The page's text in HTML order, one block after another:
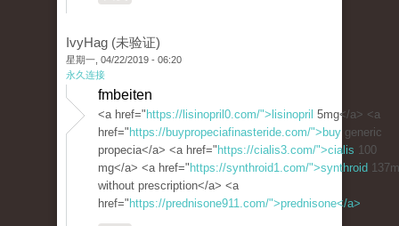
IvyHag (未验证)
星期一, 04/22/2019 - 06:20
永久连接
fmbeiten
<a href=" https://lisinopril0.com/">lisinopril 5mg</a> <a
href=" https://buypropeciafinasteride.com/">buy generic
propecia</a> <a href=" https://cialis3.com/">cialis 100
mg</a> <a href=" https://synthroid1.com/">synthroid
without prescription</a> <a
href=" https://prednisone911.com/">prednisone</a>